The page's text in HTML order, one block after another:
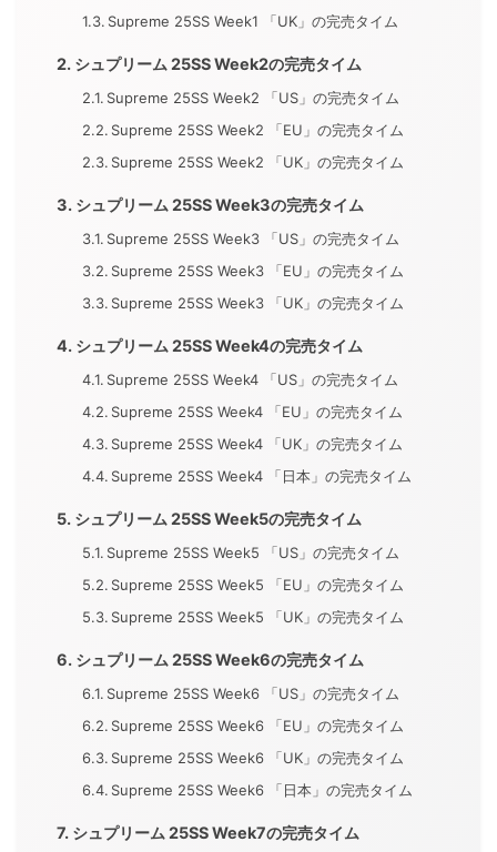
Supreme 25SS Week1 「UK」の完売タイム
シュプリーム 25SS Week2の完売タイム
Supreme 25SS Week2 「US」の完売タイム
Supreme 25SS Week2 「EU」の完売タイム
Supreme 25SS Week2 「UK」の完売タイム
シュプリーム 25SS Week3の完売タイム
Supreme 25SS Week3 「US」の完売タイム
Supreme 25SS Week3 「EU」の完売タイム
Supreme 25SS Week3 「UK」の完売タイム
シュプリーム 25SS Week4の完売タイム
Supreme 25SS Week4 「US」の完売タイム
Supreme 25SS Week4 「EU」の完売タイム
Supreme 25SS Week4 「UK」の完売タイム
Supreme 25SS Week4 「日本」の完売タイム
シュプリーム 25SS Week5の完売タイム
Supreme 25SS Week5 「US」の完売タイム
Supreme 25SS Week5 「EU」の完売タイム
Supreme 25SS Week5 「UK」の完売タイム
シュプリーム 25SS Week6の完売タイム
Supreme 25SS Week6 「US」の完売タイム
Supreme 25SS Week6 「EU」の完売タイム
Supreme 25SS Week6 「UK」の完売タイム
Supreme 25SS Week6 「日本」の完売タイム
シュプリーム 25SS Week7の完売タイム